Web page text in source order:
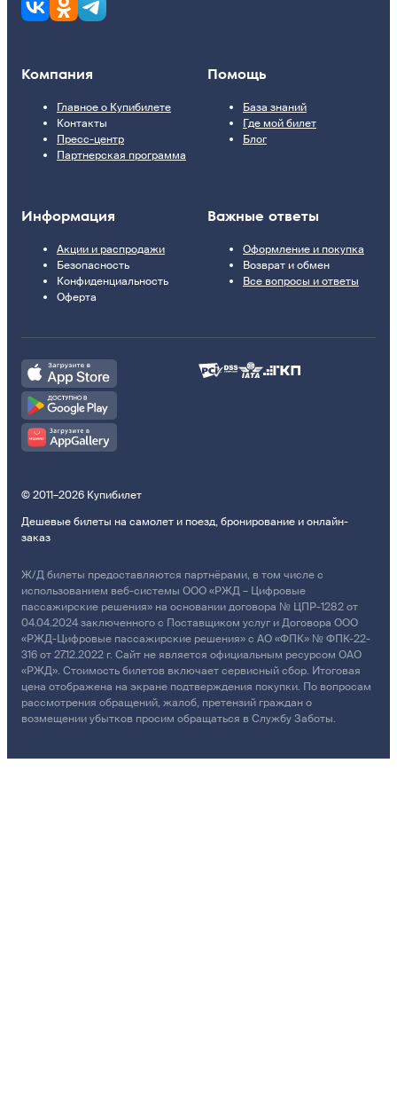
Компания
Главное о Купибилете
Контакты
Пресс-центр
Партнерская программа
Помощь
База знаний
Где мой билет
Блог
Информация
Акции и распродажи
Безопасность
Конфиденциальность
Оферта
Важные ответы
Оформление и покупка
Возврат и обмен
Все вопросы и ответы
© 2011–2026 Купибилет
Дешевые билеты на самолет и поезд, бронирование и онлайн-
заказ
Ж/Д билеты предоставляются партнёрами, в том числе с
использованием веб-системы ООО «РЖД – Цифровые
пассажирские решения» на основании договора № ЦПР-1282 от
04.04.2024 заключенного с Поставщиком услуг и Договора ООО
«РЖД-Цифровые пассажирские решения» с АО «ФПК» № ФПК-22-
316 от 27.12.2022 г. Сайт не является официальным ресурсом ОАО
«РЖД». Стоимость билетов включает сервисный сбор. Итоговая
цена отображена на экране подтверждения покупки. По вопросам
рассмотрения обращений, жалоб, претензий граждан о
возмещении убытков просим обращаться в Службу Заботы.